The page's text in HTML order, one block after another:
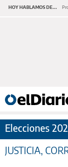
HOY HABLAMOS DE...
Elecciones
JUSTICIA,